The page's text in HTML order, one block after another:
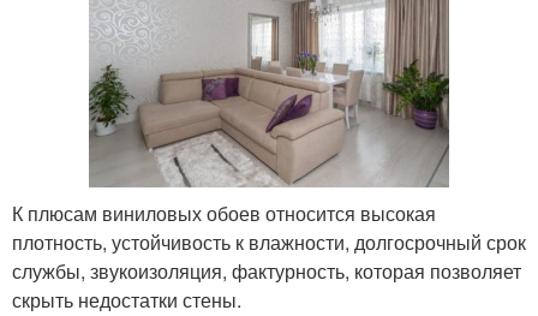
К плюсам виниловых обоев относится высокая
плотность, устойчивость к влажности, долгосрочный срок
службы, звукоизоляция, фактурность, которая позволяет
скрыть недостатки стены.